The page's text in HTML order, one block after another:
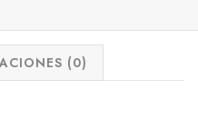
(0)